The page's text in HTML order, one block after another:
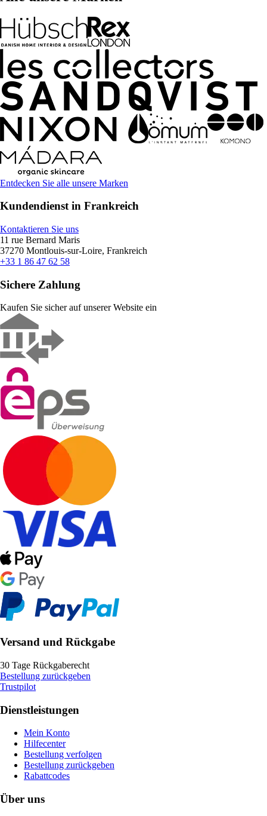
Entdecken Sie alle unsere Marken
Kundendienst in Frankreich
Kontaktieren Sie uns
11 rue Bernard Maris
37270 Montlouis-sur-Loire, Frankreich
+33 1 86 47 62 58
Sichere Zahlung
Kaufen Sie sicher auf unserer Website ein
Versand und Rückgabe
30 Tage Rückgaberecht
Bestellung zurückgeben
Trustpilot
Dienstleistungen
Mein Konto
Hilfecenter
Bestellung verfolgen
Bestellung zurückgeben
Rabattcodes
Über uns